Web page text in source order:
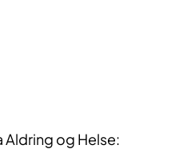
Aldring og Helse: